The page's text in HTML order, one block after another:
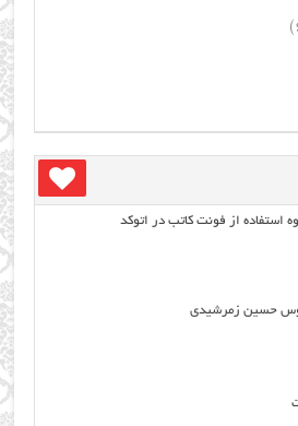
استفاده از فونت کاتب در اتوکد
قوس حسین زمرشیدی